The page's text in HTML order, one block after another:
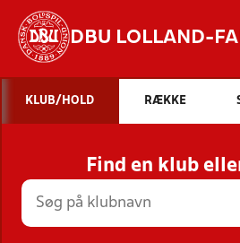
DBU LOLLAND-
STILLINGER,
HOLD
KLUB/HOLD RÆKKE
Find en klub